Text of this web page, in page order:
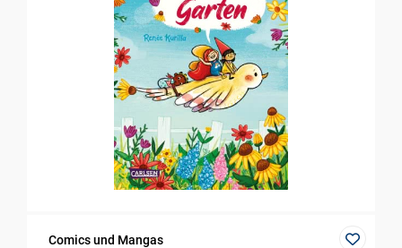
Comics und Mangas